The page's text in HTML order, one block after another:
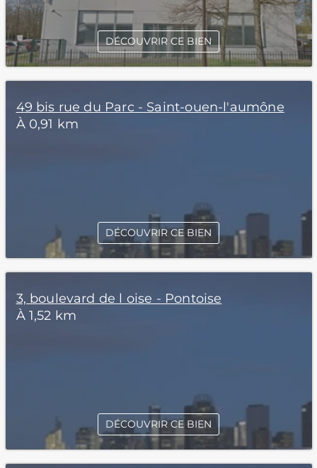
DÉCOUVRIR CE BIEN
49 bis rue du Parc - Saint-ouen-l'aumône
À 0,91 km
DÉCOUVRIR CE BIEN
3, boulevard de l oise - Pontoise
À 1,52 km
DÉCOUVRIR CE BIEN